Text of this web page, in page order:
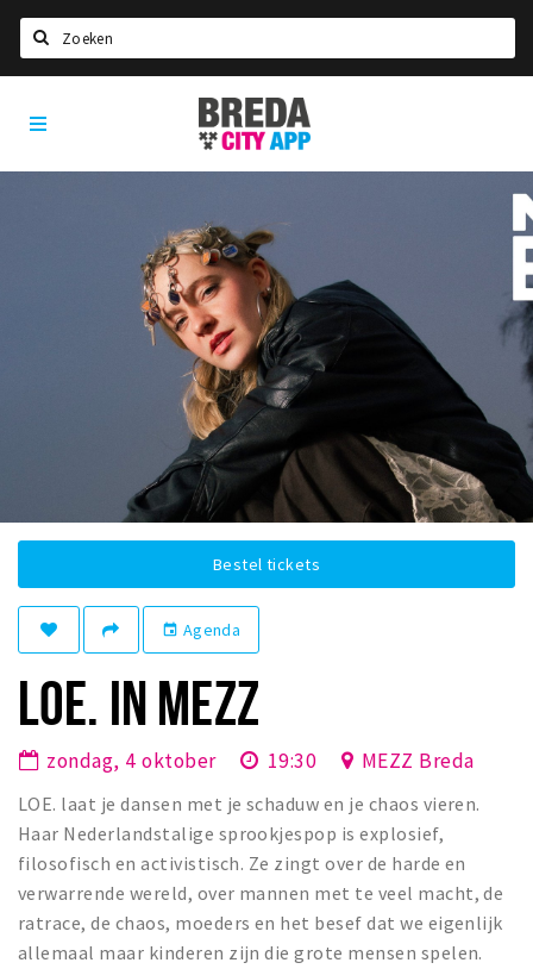
Home
Agenda
Nieuws, interviews & blogs
Winkels
Parkeren
Musea, theaters & podia
Toeristische routes
Natuurgebieden
Baroniepoorten
Sport
Privacy
Breda
City
App
Bestel tickets
event Agenda
LOE. IN MEZZ
zondag, 4 oktober 19:30 MEZZ Breda
LOE. laat je dansen met je schaduw en je chaos vieren.
Haar Nederlandstalige sprookjespop is explosief,
filosofisch en activistisch. Ze zingt over de harde en
verwarrende wereld, over mannen met te veel macht, de
ratrace, de chaos, moeders en het besef dat we eigenlijk
allemaal maar kinderen zijn die grote mensen spelen.